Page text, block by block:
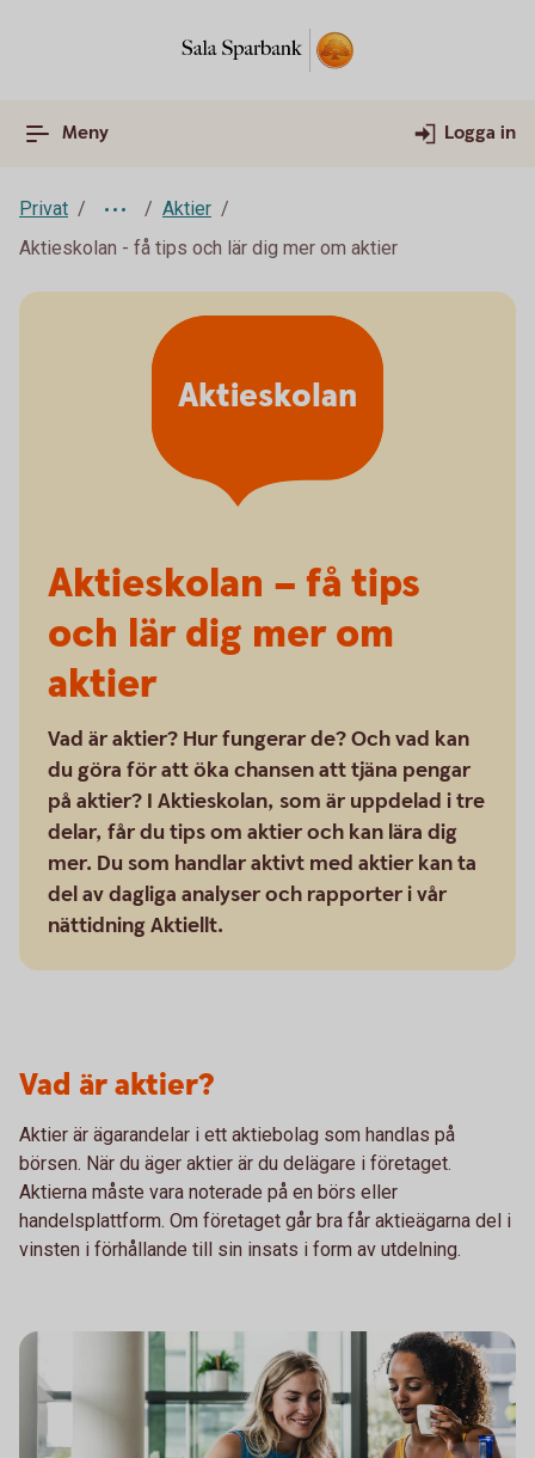
Meny Logga in
Privat
Aktier
Aktieskolan - få tips och lär dig mer om aktier
Aktieskolan
Aktieskolan – få tips
och lär dig mer om
aktier
Vad är aktier? Hur fungerar de? Och vad kan
du göra för att öka chansen att tjäna pengar
på aktier? I Aktieskolan, som är uppdelad i tre
delar, får du tips om aktier och kan lära dig
mer. Du som handlar aktivt med aktier kan ta
del av dagliga analyser och rapporter i vår
nättidning Aktiellt.
Vad är aktier?
Aktier är ägarandelar i ett aktiebolag som handlas på
börsen. När du äger aktier är du delägare i företaget.
Aktierna måste vara noterade på en börs eller
handelsplattform. Om företaget går bra får aktieägarna del i
vinsten i förhållande till sin insats i form av utdelning.